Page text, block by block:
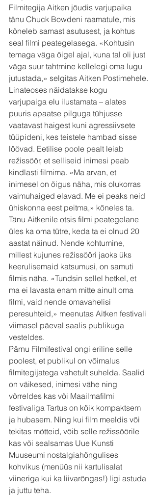
Filmitegija Aitken jõudis varjupaika
tänu Chuck Bowdeni raamatule, mis
kõneleb samast asutusest, ja kohtus
seal filmi peategelasega. «Kohtusin
temaga väga õigel ajal, kuna tal oli just
väga suur tahtmine kellelegi oma lugu
jutustada,» selgitas Aitken Postimehele.
Linateoses näidatakse kogu
varjupaiga elu ilustamata – alates
puuris apaatse pilguga tühjusse
vaatavast haigest kuni agressiivsete
tüüpideni, kes teistele hambad sisse
löövad. Eetilise poole pealt leiab
režissöör, et selliseid inimesi peab
kindlasti filmima. «Ma arvan, et
inimesel on õigus näha, mis olukorras
vaimuhaiged elavad. Me ei peaks neid
ühiskonna eest peitma,» kõneles ta.
Tänu Aitkenile otsis filmi peategelane
üles ka oma tütre, keda ta ei olnud 20
aastat näinud. Nende kohtumine,
millest kujunes režissööri jaoks üks
keerulisemaid katsumusi, on samuti
filmis näha. «Tundsin sellel hetkel, et
ma ei lavasta enam mitte ainult oma
filmi, vaid nende omavahelisi
peresuhteid,» meenutas Aitken festivali
viimasel päeval saalis publikuga
vesteldes.
Pärnu Filmifestival ongi eriline selle
poolest, et publikul on võimalus
filmitegijatega vahetult suhelda. Saalid
on väikesed, inimesi vähe ning
võrreldes kas või Maailmafilmi
festivaliga Tartus on kõik kompaktsem
ja hubasem. Ning kui film meeldis või
tekitas mõtteid, võib selle režissöörile
kas või sealsamas Uue Kunsti
Muuseumi nostalgiahõngulises
kohvikus (menüüs nii kartulisalat
viineriga kui ka liivarõngas!) ligi astuda
ja juttu teha.